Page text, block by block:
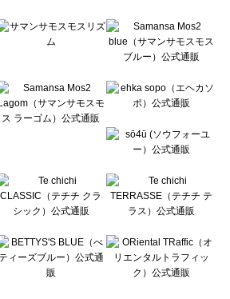
の雑貨一覧
ルー）の雑貨一覧
雑貨一覧